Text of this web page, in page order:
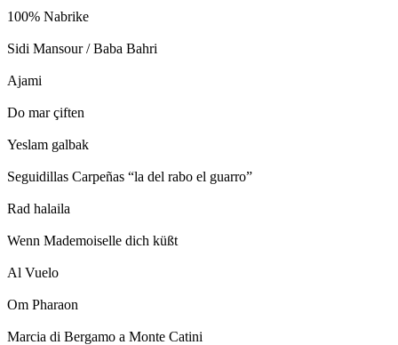
100% Nabrike
Sidi Mansour / Baba Bahri
Ajami
Do mar çiften
Yeslam galbak
Seguidillas Carpeñas “la del rabo el guarro”
Rad halaila
Wenn Mademoiselle dich küßt
Al Vuelo
Om Pharaon
Marcia di Bergamo a Monte Catini